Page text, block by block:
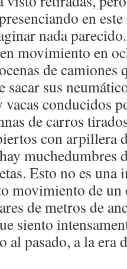
en
nada
movimiento en
de camiones
sacar sus
vacas conducidos
de carros
con arpillera
muchedumbres
Esto no es una
movimiento de un
de metros de
siento
al pasado, a la era